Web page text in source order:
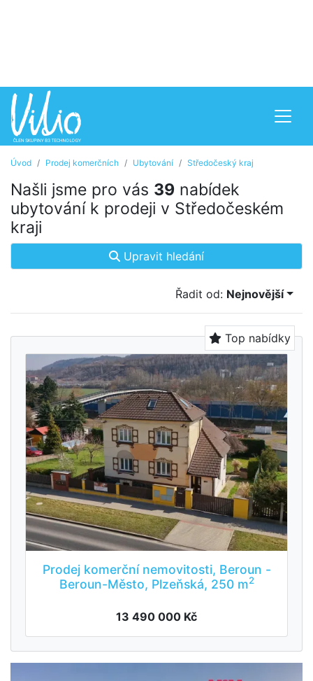
Úvod Prodej komerčních Ubytování Středočeský kraj
Našli jsme pro vás 39 nabídek
ubytování k prodeji v Středočeském
kraji
Upravit hledání
Řadit od: Nejnovější
Top nabídky
Prodej komerční nemovitosti, Beroun -
Beroun-Město, Plzeňská, 250 m2
13 490 000 Kč